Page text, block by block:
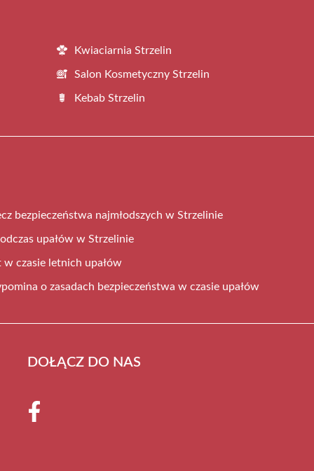
Kwiaciarnia Strzelin
Salon Kosmetyczny Strzelin
Kebab Strzelin
bezpieczeństwa najmłodszych w Strzelinie
upałów w Strzelinie
w czasie letnich upałów
o zasadach bezpieczeństwa w czasie upałów
DOŁĄCZ DO NAS